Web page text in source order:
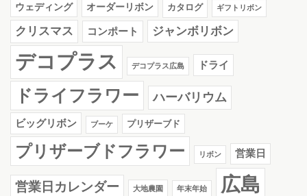
ウェディング オーダーリボン カタログ ギフトリボン
クリスマス コンポート ジャンボリボン
デコプラス デコプラス広島 ドライ
ドライフラワー ハーバリウム
ビッグリボン ブーケ プリザーブド
プリザーブドフラワー リボン 営業日
営業日カレンダー 大地農園 年末年始 広島